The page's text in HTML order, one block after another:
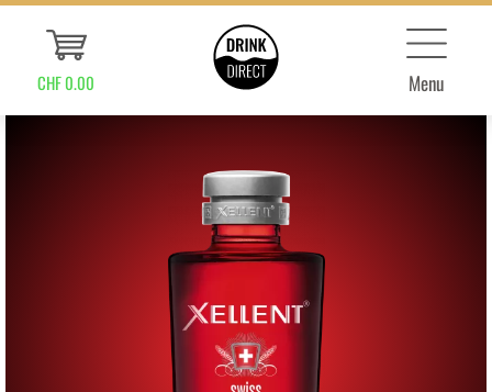
CHF 0.00 Menu